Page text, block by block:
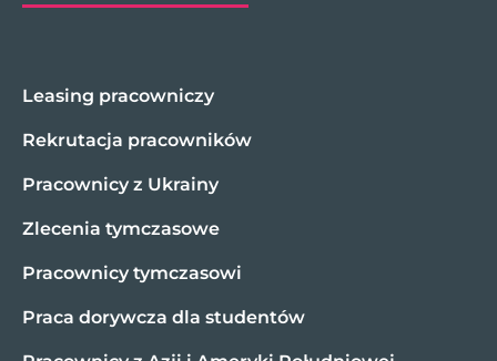
Leasing pracowniczy
Rekrutacja pracowników
Pracownicy z Ukrainy
Zlecenia tymczasowe
Pracownicy tymczasowi
Praca dorywcza dla studentów